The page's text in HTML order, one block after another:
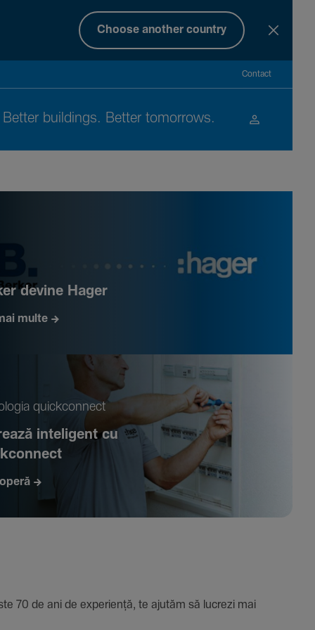
Choose another country
Contact
Better buil­dings. Better tomor­rows.
devine Hager
multe
quickconnect
inte­li­gent cu
de ani de expe­riență, te ajutăm să lucrezi mai